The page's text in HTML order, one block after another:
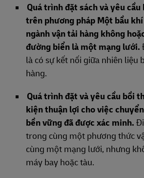
Quá trình đặt sách và yêu
trên phương pháp Một bầu
ngành vận tải hàng không
đường biển là một mạng lưới.
là có sự kết nối giữa nhiên liệu
hàng.
Quá trình đặt và yêu cầu bồi
kiện thuận lợi cho việc
bền vững đã được xác minh.
trong cùng một phương thức
cùng một mạng lưới, nhưng
máy bay hoặc tàu.